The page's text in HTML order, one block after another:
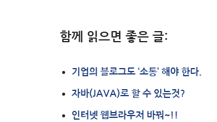
함께 읽으면 좋은 글:
기업의 블로그도 ‘소통’ 해야 한다.
자바(JAVA)로 할 수 있는것?
인터넷 웹브라우저 바꿔~!!